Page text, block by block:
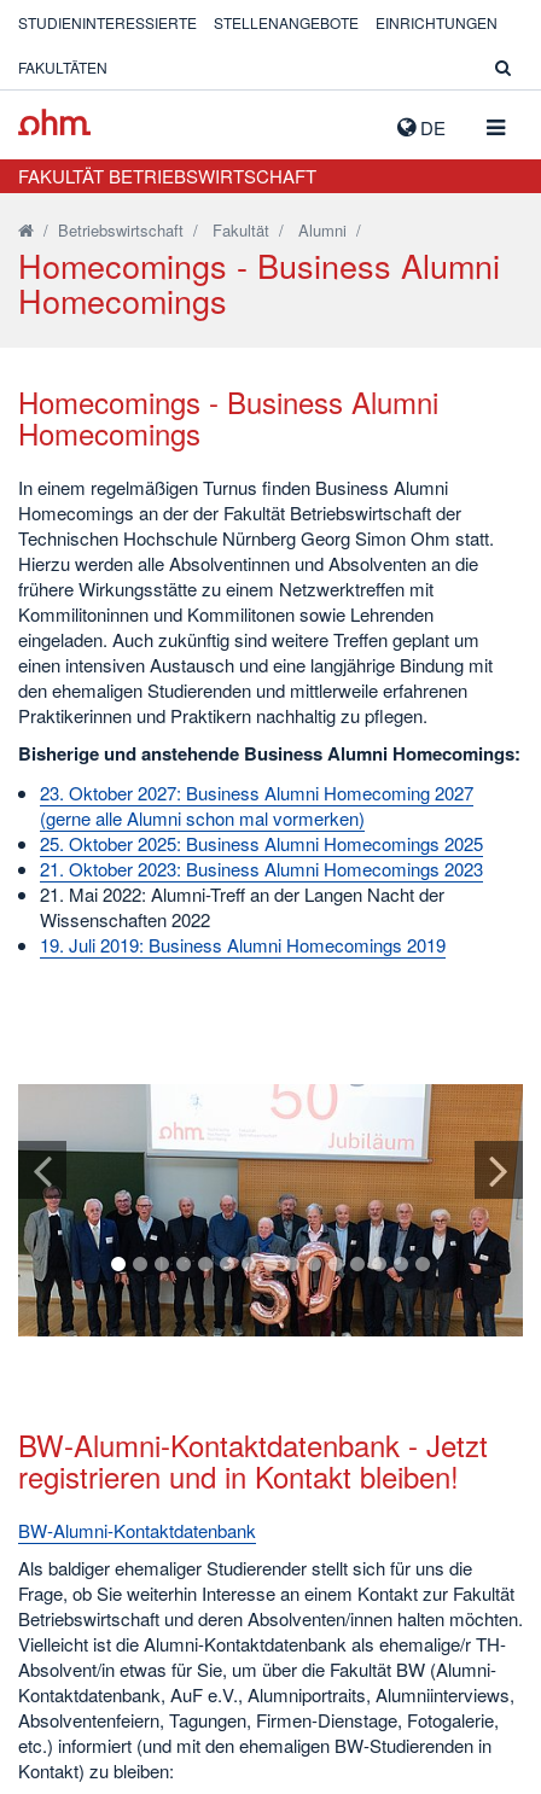
DE
STUDIENINTERESSIERTE STELLENANGEBOTE EINRICHTUNGEN
FAKULTÄTEN
FAKULTÄT BETRIEBSWIRTSCHAFT
/ Betriebswirtschaft / Fakultät / Alumni /
Homecomings - Business Alumni
Homecomings
Homecomings - Business Alumni
Homecomings
In einem regelmäßigen Turnus finden Business Alumni
Homecomings an der der Fakultät Betriebswirtschaft der
Technischen Hochschule Nürnberg Georg Simon Ohm statt.
Hierzu werden alle Absolventinnen und Absolventen an die
frühere Wirkungsstätte zu einem Netzwerktreffen mit
Kommilitoninnen und Kommilitonen sowie Lehrenden
eingeladen. Auch zukünftig sind weitere Treffen geplant um
einen intensiven Austausch und eine langjährige Bindung mit
den ehemaligen Studierenden und mittlerweile erfahrenen
Praktikerinnen und Praktikern nachhaltig zu pflegen.
Bisherige und anstehende Business Alumni Homecomings:
23. Oktober 2027: Business Alumni Homecoming 2027
(gerne alle Alumni schon mal vormerken)
25. Oktober 2025: Business Alumni Homecomings 2025
21. Oktober 2023: Business Alumni Homecomings 2023
21. Mai 2022: Alumni-Treff an der Langen Nacht der
Wissenschaften 2022
19. Juli 2019: Business Alumni Homecomings 2019
1 2 3 4 5 6 7 8 9 1011121314 15
BW-Alumni-Kontaktdatenbank - Jetzt
registrieren und in Kontakt bleiben!
BW-Alumni-Kontaktdatenbank
Als baldiger ehemaliger Studierender stellt sich für uns die
Frage, ob Sie weiterhin Interesse an einem Kontakt zur Fakultät
Betriebswirtschaft und deren Absolventen/innen halten möchten.
Vielleicht ist die Alumni-Kontaktdatenbank als ehemalige/r TH-
Absolvent/in etwas für Sie, um über die Fakultät BW (Alumni-
Kontaktdatenbank, AuF e.V., Alumniportraits, Alumniinterviews,
Absolventenfeiern, Tagungen, Firmen-Dienstage, Fotogalerie,
etc.) informiert (und mit den ehemaligen BW-Studierenden in
Kontakt) zu bleiben: